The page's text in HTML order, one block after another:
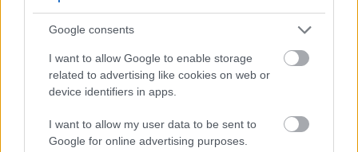
Google consents
I want to allow Google to enable storage
related to advertising like cookies on web or
device identifiers in apps.
I want to allow my user data to be sent to
Google for online advertising purposes.
Gepubliseer: 13 Julie 2026 om 18:34:15 UTC
Nektariens is meer as net 'n heerlike
somerlekkerny. Hierdie gladde-skil variëteit perske
lewer kragtige voeding in elke hap. Baie mense
wonder wat hierdie vrug spesiaal maak vir hul
gesondheid. Lees meer...
'n Volledige gids tot die